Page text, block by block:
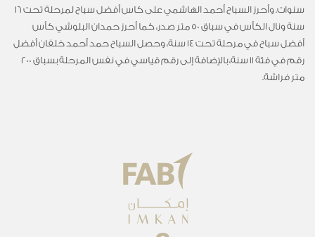
سنوات. وأحرز السباح أحمد الهاشمي على كاس أفضل سباح لمرحلة تحت 16
سنة ونال الكأس في سباق 50 متر صدر، كما أحرز حمدان البلوشي كأس
أفضل سباح في مرحلة تحت 14 سنة، وحصل السباح حمد أحمد خلفان أفضل
رقم في فئة 11 سنة، بالإضافة إلى رقم قياسي في نفس المرحلة بسباق 200
متر فراشة.